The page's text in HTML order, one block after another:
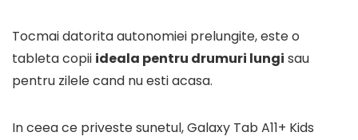
Tocmai datorita autonomiei prelungite, este o
tableta copii ideala pentru drumuri lungi sau
pentru zilele cand nu esti acasa.
In ceea ce priveste sunetul, Galaxy Tab A11+ Kids